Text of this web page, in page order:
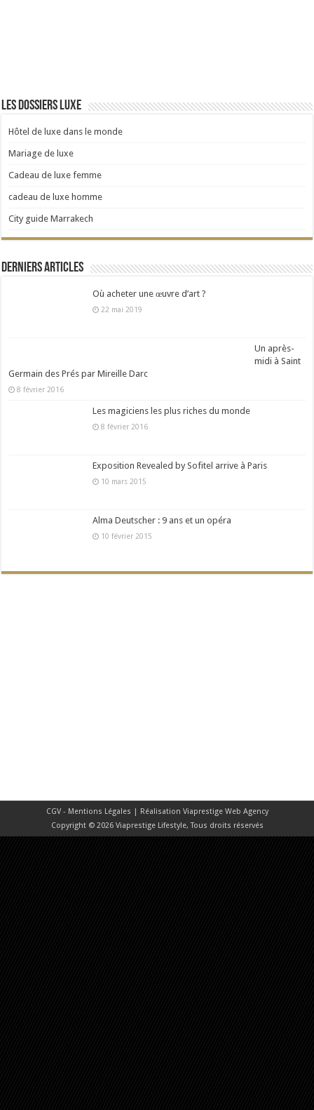
Les dossiers luxe
Hôtel de luxe dans le monde
Mariage de luxe
Cadeau de luxe femme
cadeau de luxe homme
City guide Marrakech
Derniers articles
Où acheter une œuvre d’art ?
22 mai 2019
Un après-
midi à Saint
Germain des Prés par Mireille Darc
8 février 2016
Les magiciens les plus riches du monde
8 février 2016
Exposition Revealed by Sofitel arrive à Paris
10 mars 2015
Alma Deutscher : 9 ans et un opéra
10 février 2015
CGV - Mentions Légales | Réalisation Viaprestige Web Agency
Copyright © 2026 Viaprestige Lifestyle, Tous droits réservés